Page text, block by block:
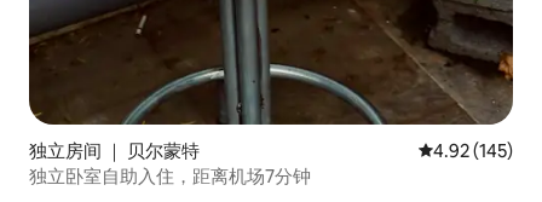
独立房间 ｜ 贝尔蒙特 平均评分 4.92
4.92 (145)
独立卧室自助入住，距离机场7分钟